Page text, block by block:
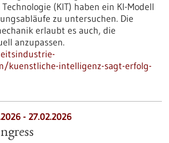
(KIT) haben ein KI-Modell
zu untersuchen. Die
erlaubt es auch, die
anzupassen.
kuenstliche-intelligenz-sagt-erfolg-
- 27.02.2026